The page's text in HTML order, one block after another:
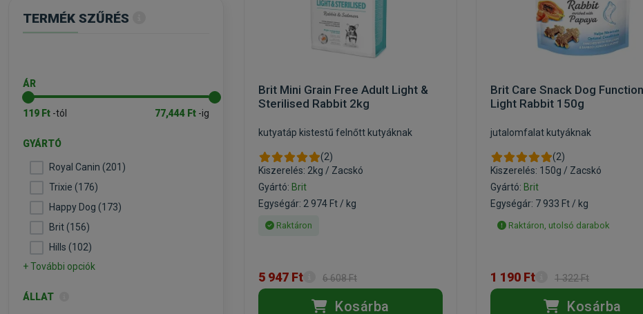
Brit Mini Grain Free Adult Light &
Sterilised Rabbit 2kg
kutyatáp kistestű felnőtt kutyáknak
(2)
Kiszerelés: 2kg / Zacskó
Gyártó: Brit
Egységár: 2 974 Ft / kg
Raktáron
5 947 Ft 6 608 Ft
Kosárba
Brit Care Snack Dog
Light Rabbit 150g
jutalomfalat kutyáknak
(2)
Kiszerelés: 150g / Zacskó
Gyártó: Brit
Egységár: 7 933 Ft / kg
Raktáron, utolsó darabok
1 190 Ft 1 322 Ft
Kosárba
TERMÉK SZŰRÉS
ÁR
119 Ft -tól 77,444 Ft -ig
GYÁRTÓ
Royal Canin (201)
Trixie (176)
Happy Dog (173)
Brit (156)
Hills (102)
+ További opciók
ÁLLAT